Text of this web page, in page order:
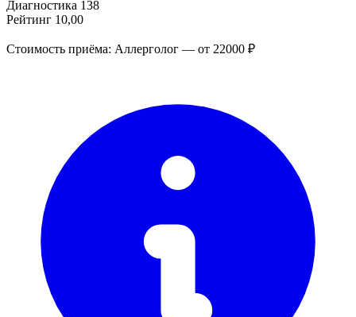
Диагностика 138
Рейтинг 10,00
Стоимость приёма: Аллерголог — от 22000 ₽